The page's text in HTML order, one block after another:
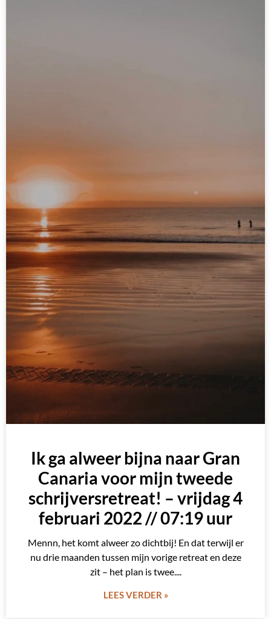
Ik ga alweer bijna naar Gran
Canaria voor mijn tweede
schrijversretreat! – vrijdag 4
februari 2022 // 07:19 uur
Mennn, het komt alweer zo dichtbij! En dat terwijl er
nu drie maanden tussen mijn vorige retreat en deze
zit – het plan is twee.
LEES VERDER »